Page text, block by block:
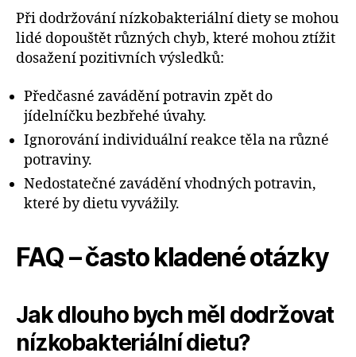
Při dodržování nízkobakteriální diety se mohou
lidé dopouštět různých chyb, které mohou ztížit
dosažení pozitivních výsledků:
Předčasné zavádění potravin zpět do
jídelníčku bezbřehé úvahy.
Ignorování individuální reakce těla na různé
potraviny.
Nedostatečné zavádění vhodných potravin,
které by dietu vyvážily.
FAQ – často kladené otázky
Jak dlouho bych měl dodržovat
nízkobakteriální dietu?